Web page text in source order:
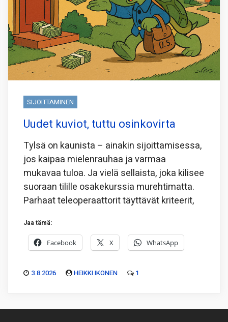
SIJOITTAMINEN
Uudet kuviot, tuttu osinkovirta
Tylsä on kaunista – ainakin sijoittamisessa,
jos kaipaa mielenrauhaa ja varmaa
mukavaa tuloa. Ja vielä sellaista, joka kilisee
suoraan tilille osakekurssia murehtimatta.
Parhaat teleoperaattorit täyttävät kriteerit,
Jaa tämä:
Facebook X WhatsApp
3.8.2026 HEIKKI IKONEN 1